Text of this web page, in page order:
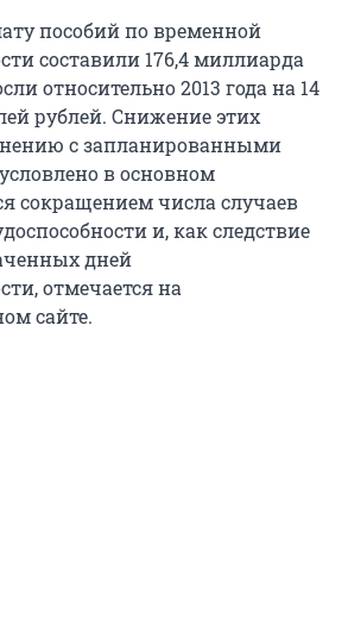
пособий по временной
составили 176,4 миллиарда
относительно 2013 года на 14
рублей. Снижение этих
с запланированными
в основном
сокращением числа случаев
и, как следствие
дней
отмечается на
сайте.